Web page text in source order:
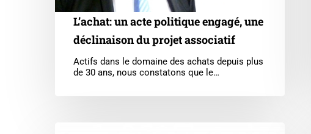
L’achat: un acte politique engagé, une
déclinaison du projet associatif
Actifs dans le domaine des achats depuis plus
de 30 ans, nous constatons que le…